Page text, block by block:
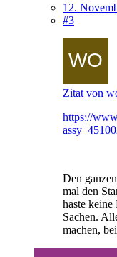
12.
#3
Zitat von
https://
Den
mal den
haste keine
Sachen.
machen,